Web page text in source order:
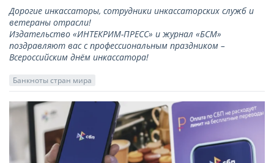
Дорогие инкассаторы, сотрудники инкассаторских служб и
ветераны отрасли!
Издательство «ИНТЕКРИМ-ПРЕСС» и журнал «БСМ»
поздравляют вас с профессиональным праздником –
Всероссийским днём инкассатора!
Банкноты стран мира